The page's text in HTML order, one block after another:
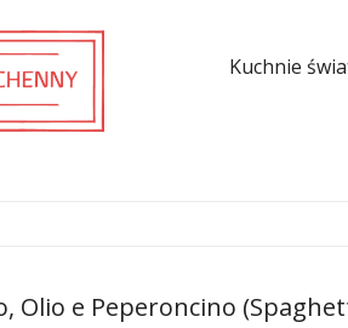
Kuchnie
Olio e Peperoncino